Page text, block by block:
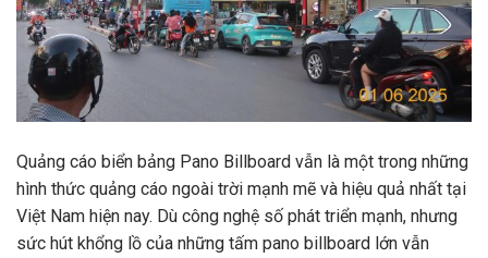
Quảng cáo biển bảng Pano Billboard vẫn là một trong những
hình thức quảng cáo ngoài trời mạnh mẽ và hiệu quả nhất tại
Việt Nam hiện nay. Dù công nghệ số phát triển mạnh, nhưng
sức hút khổng lồ của những tấm pano billboard lớn vẫn